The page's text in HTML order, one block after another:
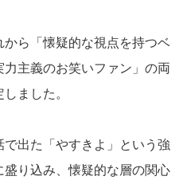
ら「懐疑的な視点を持つベ
主義のお笑いファン」の両
ました。
出た「やすきよ」という強
り込み、懐疑的な層の関心